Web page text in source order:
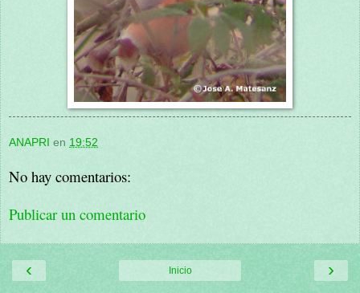
ANAPRI en 19:52
No hay comentarios:
Publicar un comentario
‹ ›
Inicio